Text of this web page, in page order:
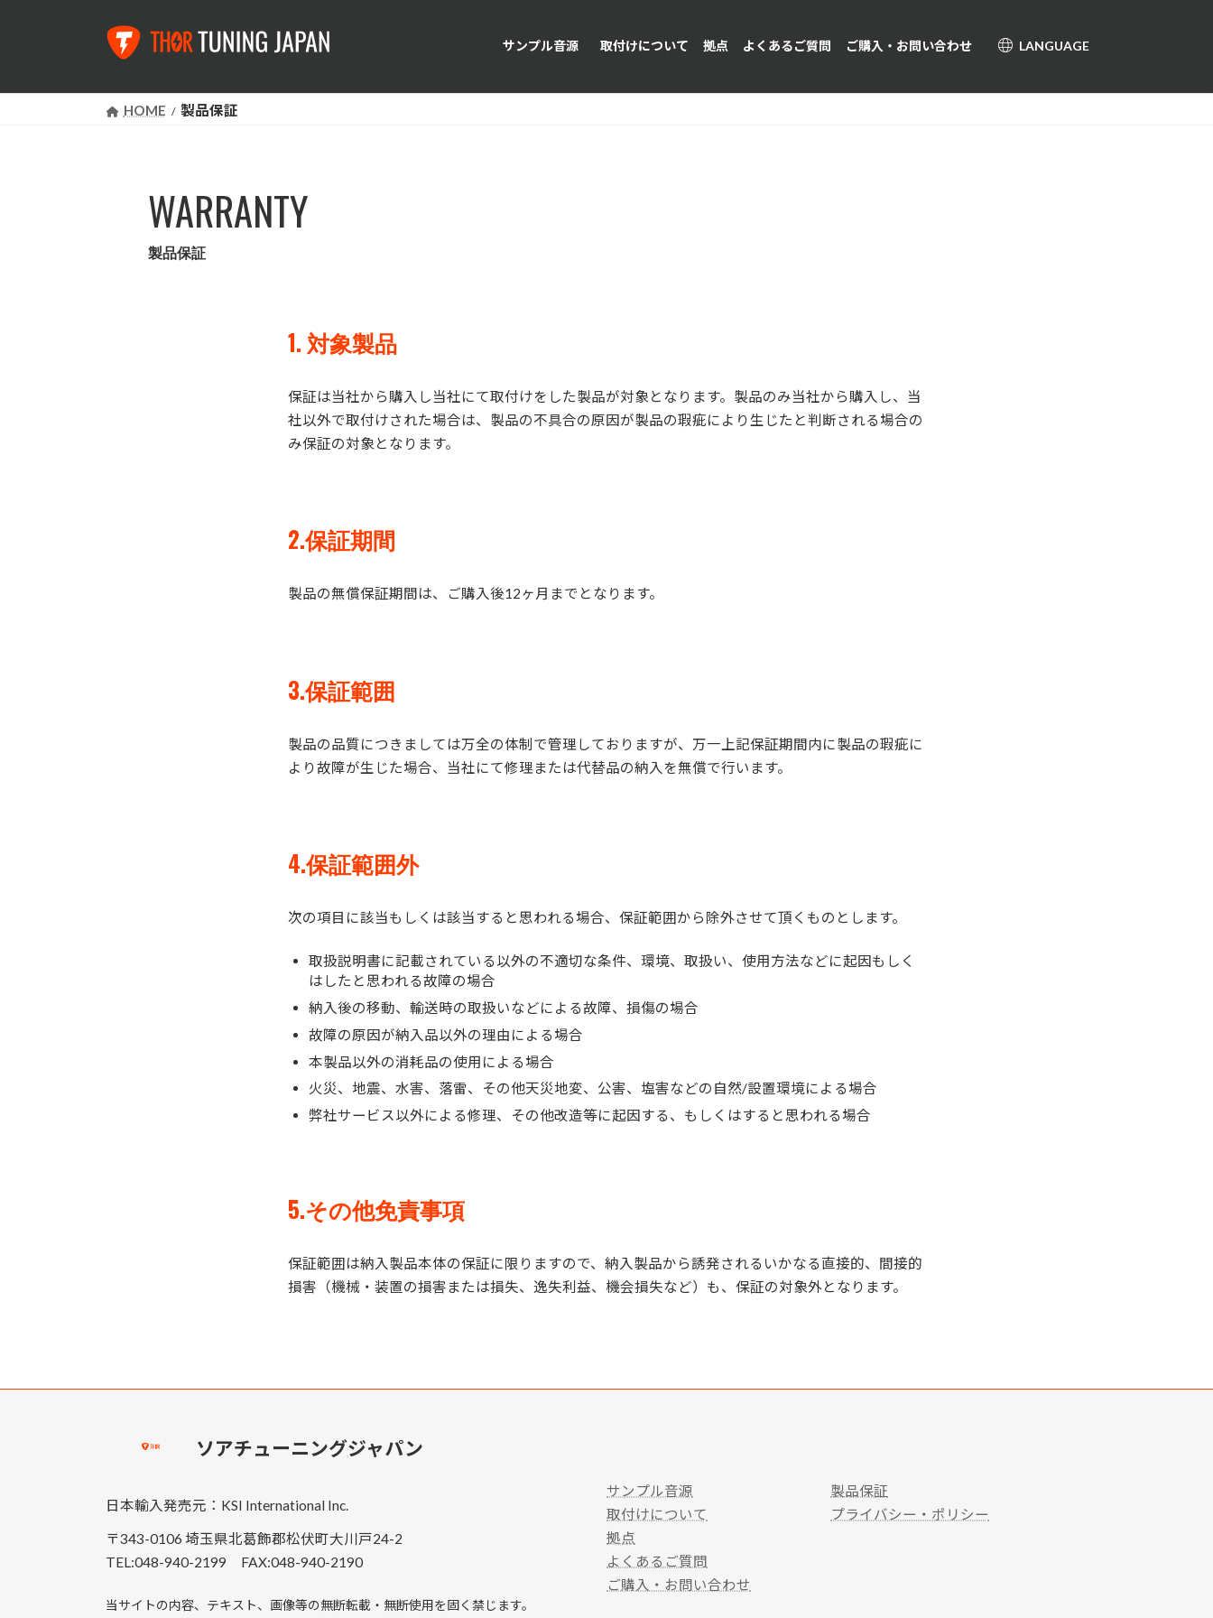
ツ
シ
サンプル音源 取付けについて 拠点 よくあるご質問 ご購入・お問い合わせ LANGUAGE
HOME 製品保証
WARRANTY
製品保証
1. 対象製品
保証は当社から購入し当社にて取付けをした製品が対象となります。製品のみ当社から購入し、当
社以外で取付けされた場合は、製品の不具合の原因が製品の瑕疵により生じたと判断される場合の
み保証の対象となります。
2.保証期間
製品の無償保証期間は、ご購入後12ヶ月までとなります。
3.保証範囲
製品の品質につきましては万全の体制で管理しておりますが、万一上記保証期間内に製品の瑕疵に
より故障が生じた場合、当社にて修理または代替品の納入を無償で行います。
4.保証範囲外
次の項目に該当もしくは該当すると思われる場合、保証範囲から除外させて頂くものとします。
取扱説明書に記載されている以外の不適切な条件、環境、取扱い、使用方法などに起因もしく
はしたと思われる故障の場合
納入後の移動、輸送時の取扱いなどによる故障、損傷の場合
故障の原因が納入品以外の理由による場合
本製品以外の消耗品の使用による場合
火災、地震、水害、落雷、その他天災地変、公害、塩害などの自然/設置環境による場合
弊社サービス以外による修理、その他改造等に起因する、もしくはすると思われる場合
5.その他免責事項
保証範囲は納入製品本体の保証に限りますので、納入製品から誘発されるいかなる直接的、間接的
損害（機械・装置の損害または損失、逸失利益、機会損失など）も、保証の対象外となります。
ソアチューニングジャパン
日本輸入発売元：KSI International Inc.
〒343-0106 埼玉県北葛飾郡松伏町大川戸24-2
TEL:048-940-2199 FAX:048-940-2190
当サイトの内容、テキスト、画像等の無断転載・無断使用を固く禁じます。
サンプル音源
取付けについて
拠点
よくあるご質問
ご購入・お問い合わせ
製品保証
プライバシー・ポリシー